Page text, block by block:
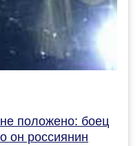
положено: боец
он россиянин